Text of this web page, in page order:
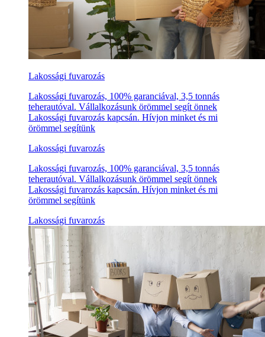
Lakossági fuvarozás
Lakossági fuvarozás, 100% garanciával, 3,5 tonnás
teherautóval. Vállalkozásunk örömmel segít önnek
Lakossági fuvarozás kapcsán. Hívjon minket és mi
örömmel segítünk
Lakossági fuvarozás
Lakossági fuvarozás, 100% garanciával, 3,5 tonnás
teherautóval. Vállalkozásunk örömmel segít önnek
Lakossági fuvarozás kapcsán. Hívjon minket és mi
örömmel segítünk
Lakossági fuvarozás